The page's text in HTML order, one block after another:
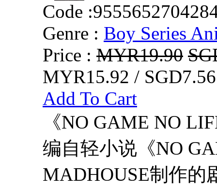
Code :
Genre : Boy Series
Price : MYR19.90
MYR15.92 /
Add To Cart
《NO GAME NO
编自轻小说《NO
MADHOUSE制作的